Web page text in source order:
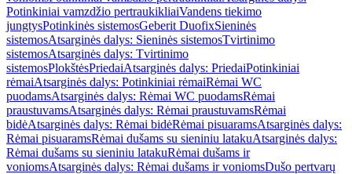
Potinkiniai vamzdžio pertraukikliaiVandens tiekimo
jungtysPotinkinės sistemosGeberit DuofixSieninės
sistemosAtsarginės dalys: Sieninės sistemosTvirtinimo
sistemosAtsarginės dalys: Tvirtinimo
sistemosPlokštėsPriedaiAtsarginės dalys: PriedaiPotinkiniai
rėmaiAtsarginės dalys: Potinkiniai rėmaiRėmai WC
puodamsAtsarginės dalys: Rėmai WC puodamsRėmai
praustuvamsAtsarginės dalys: Rėmai praustuvamsRėmai
bidėAtsarginės dalys: Rėmai bidėRėmai pisuaramsAtsarginės dalys:
Rėmai pisuaramsRėmai dušams su sieniniu latakuAtsarginės dalys:
Rėmai dušams su sieniniu latakuRėmai dušams ir
voniomsAtsarginės dalys: Rėmai dušams ir voniomsDušo pertvarų